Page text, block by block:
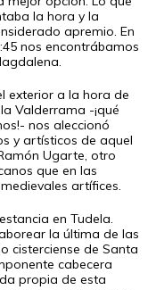
la hora y la
apremio. En
nos encontrábamos
exterior a la hora de
Valderrama -¡qué
nos aleccionó
y artísticos de aquel
Ugarte, otro
que en las
artífices.
en Tudela.
la última de las
cisterciense de Santa
cabecera
propia de esta